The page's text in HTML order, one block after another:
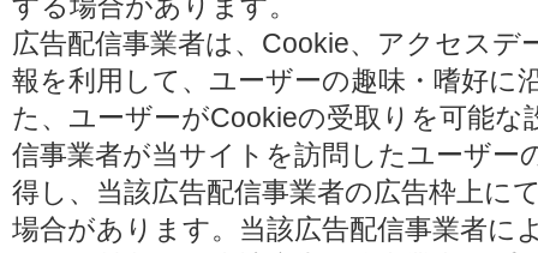
広告配信事業者は、Cookie、アクセスデ
報を利用して、ユーザーの趣味・嗜好に
た、ユーザーがCookieの受取りを可能
信事業者が当サイトを訪問したユーザー
得し、当該広告配信事業者の広告枠上に
場合があります。当該広告配信事業者に